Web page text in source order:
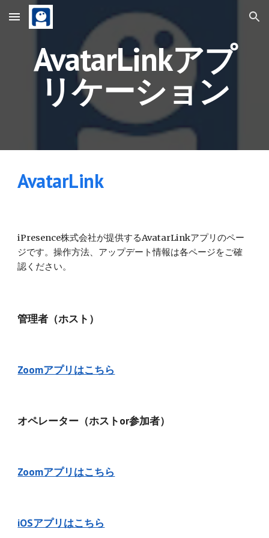
Skip to main content Skip to navigation
AvatarLinkアプ
リケーション
AvatarLink
iPresence株式会社が提供するAvatarLinkアプリのペー
ジです。操作方法、アップデート情報は各ページをご確
認ください。
管理者（ホスト）
Zoomアプリはこちら
オペレーター（ホストor参加者）
Zoomアプリはこちら
iOSアプリはこちら